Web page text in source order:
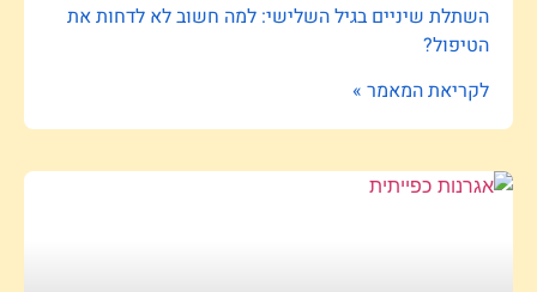
השתלת שיניים בגיל השלישי: למה חשוב לא לדחות את
הטיפול?
לקריאת המאמר »